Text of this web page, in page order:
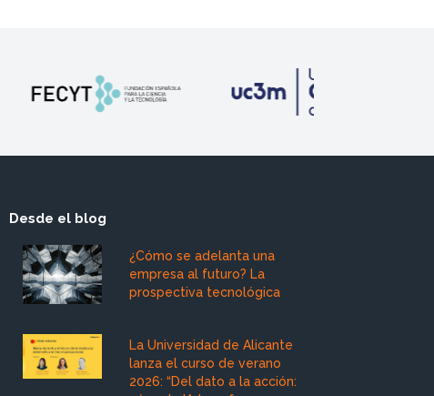
Desde el blog
¿Cómo se adelanta una
empresa al futuro? La
prospectiva tecnológica
La Universidad de Alicante
lanza el curso de verano
2026: “Del dato a la acción: